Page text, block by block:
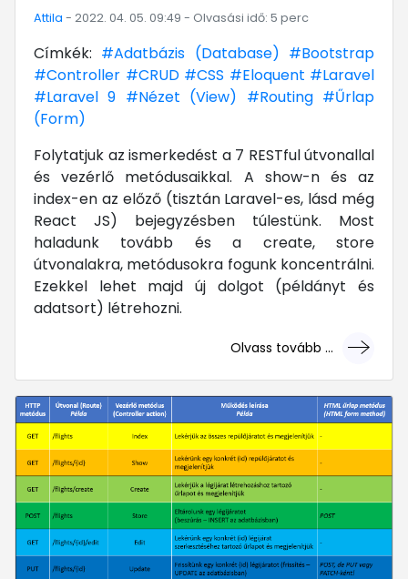
Attila - 2022. 04. 05. 09:49 - Olvasási idő: 5 perc
Címkék: #Adatbázis (Database) #Bootstrap
#Controller #CRUD #CSS #Eloquent #Laravel
#Laravel 9 #Nézet (View) #Routing #Űrlap
(Form)
Folytatjuk az ismerkedést a 7 RESTful útvonallal
és vezérlő metódusaikkal. A show-n és az
index-en az előző (tisztán Laravel-es, lásd még
React JS) bejegyzésben túlestünk. Most
haladunk tovább és a create, store
útvonalakra, metódusokra fogunk koncentrálni.
Ezekkel lehet majd új dolgot (példányt és
adatsort) létrehozni.
Olvass tovább ...
... mert megéri!